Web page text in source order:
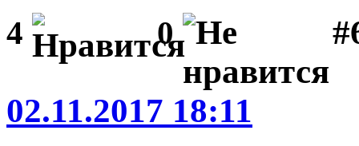
4 0
02.11.2017 18:11